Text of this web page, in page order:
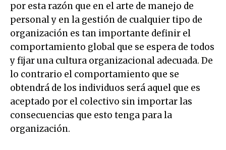
por esta razón que en el arte de manejo de
personal y en la gestión de cualquier tipo de
organización es tan importante definir el
comportamiento global que se espera de todos
y fijar una cultura organizacional adecuada. De
lo contrario el comportamiento que se
obtendrá de los individuos será aquel que es
aceptado por el colectivo sin importar las
consecuencias que esto tenga para la
organización.